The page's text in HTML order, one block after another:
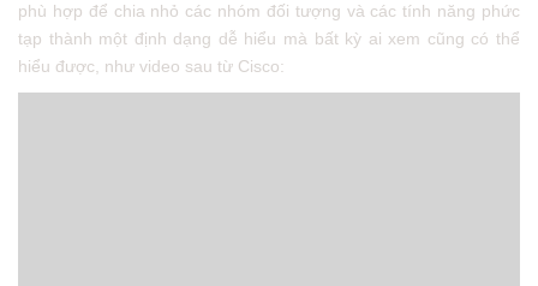
phù hợp để chia nhỏ các nhóm đối tượng và các tính năng phức
tạp thành một định dạng dễ hiểu mà bất kỳ ai xem cũng có thể
hiểu được, như video sau từ Cisco: